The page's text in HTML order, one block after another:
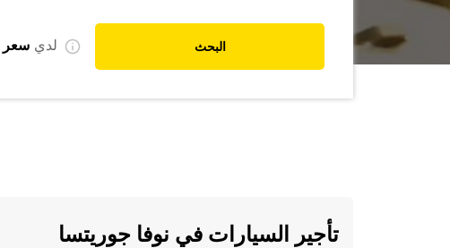
لدي سعر البحث
تأجير السيارات في نوفا جوريتسا